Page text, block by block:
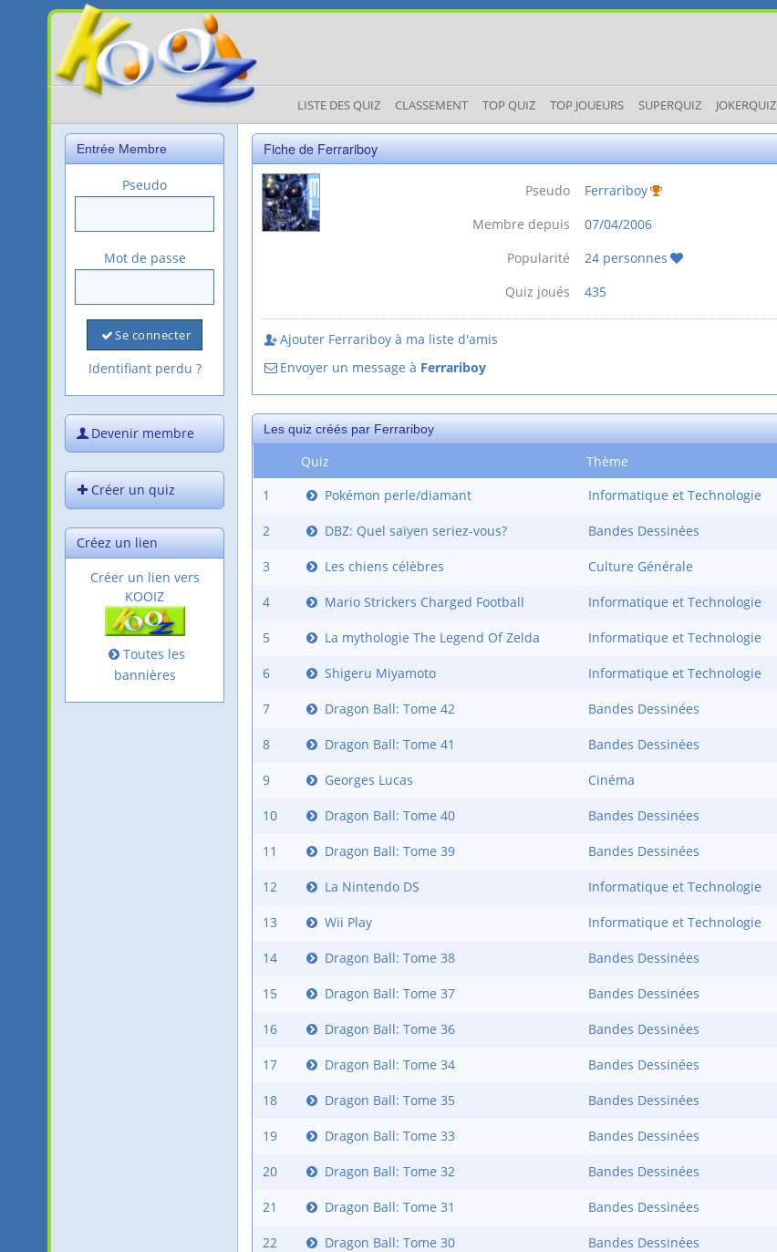
LISTE DES QUIZ CLASSEMENT TOP QUIZ TOP JOUEURS SUPERQUIZ JOKERQUIZ
Entrée Membre
Pseudo
Mot de passe
Se connecter
Identifiant perdu ?
Devenir membre
Créer un quiz
Créez un lien
Créer un lien vers
KOOIZ
Toutes les
bannières
Fiche de Ferrariboy
Pseudo
Ferrariboy
Membre depuis
07/04/2006
Popularité
24 personnes
Quiz joués
435
Ajouter Ferrariboy à ma liste d'amis
Envoyer un message à Ferrariboy
Les quiz créés par Ferrariboy
Quiz Thème
1
Pokémon perle/diamant Informatique et Technologie
2 DBZ: Quel saïyen seriez-vous? Bandes Dessinées
3 Les chiens célèbres Culture Générale
4 Mario Strickers Charged Football Informatique et Technologie
5 La mythologie The Legend Of Zelda Informatique et Technologie
6 Shigeru Miyamoto Informatique et Technologie
7 Dragon Ball: Tome 42 Bandes Dessinées
8 Dragon Ball: Tome 41 Bandes Dessinées
9 Georges Lucas Cinéma
10 Dragon Ball: Tome 40 Bandes Dessinées
11 Dragon Ball: Tome 39 Bandes Dessinées
12 La Nintendo DS Informatique et Technologie
13 Wii Play Informatique et Technologie
14 Dragon Ball: Tome 38 Bandes Dessinées
15 Dragon Ball: Tome 37 Bandes Dessinées
16 Dragon Ball: Tome 36 Bandes Dessinées
17 Dragon Ball: Tome 34 Bandes Dessinées
18 Dragon Ball: Tome 35 Bandes Dessinées
19 Dragon Ball: Tome 33 Bandes Dessinées
20 Dragon Ball: Tome 32 Bandes Dessinées
21 Dragon Ball: Tome 31 Bandes Dessinées
22 Dragon Ball: Tome 30 Bandes Dessinées